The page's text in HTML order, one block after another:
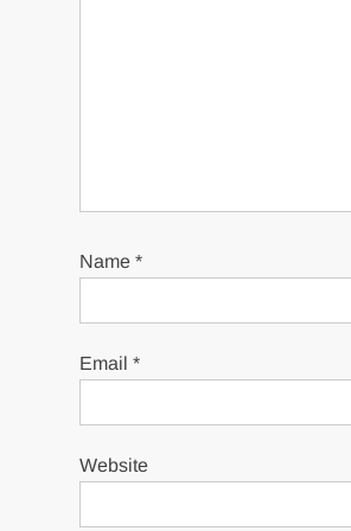
Name*
Email*
Website